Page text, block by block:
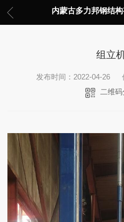
内蒙古多力邦钢结
组立
发布时间：2022-04-26
二维